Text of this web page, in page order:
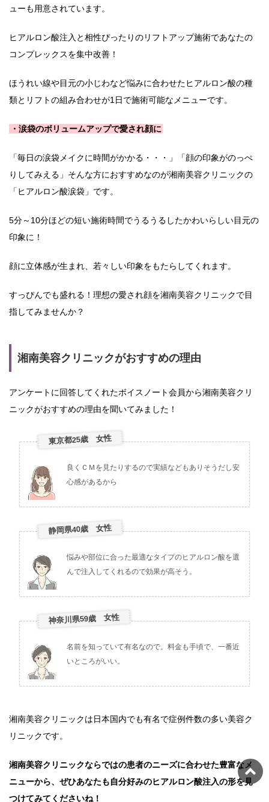
ューも用意されています。
ヒアルロン酸注入と相性ぴったりのリフトアップ施術であなたの
コンプレックスを集中改善！
ほうれい線や目元の小じわなど悩みに合わせたヒアルロン酸の種
類とリフトの組み合わせが1日で施術可能なメニューです。
・涙袋のボリュームアップで愛され顔に
「毎日の涙袋メイクに時間がかかる・・・」「顔の印象がのっぺ
りしてみえる」そんな方におすすめなのが湘南美容クリニックの
「ヒアルロン酸涙袋」です。
5分～10分ほどの短い施術時間でうるうるしたかわいらしい目元の
印象に！
顔に立体感が生まれ、若々しい印象をもたらしてくれます。
すっぴんでも盛れる！理想の愛され顔を湘南美容クリニックで目
指してみませんか？
湘南美容クリニックがおすすめの理由
アンケートに回答してくれたボイスノート会員から湘南美容クリ
ニックがおすすめの理由を聞いてみました！
東京都25歳 女性
良くＣＭを見たりするので実績などもありそうだし安
心感があるから
静岡県40歳 女性
悩みや部位に合った最適なタイプのヒアルロン酸を選
んで注入してくれるので効果が高そう。
神奈川県59歳 女性
名前を知っていて有名なので。料金も手頃で、一番近
いところがいい。
湘南美容クリニックは日本国内でも有名で症例件数の多い美容ク
リニックです。
湘南美容クリニックならではの患者のニーズに合わせた豊富なメ
ニューから、ぜひあなたも自分好みのヒアルロン酸注入の形を見
つけてみてくださいね！